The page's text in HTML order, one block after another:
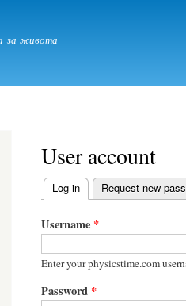
за живота
User account
Primary tabs
Log in(active tab)
Request new
Username *
Enter your physicstime.com
Password *